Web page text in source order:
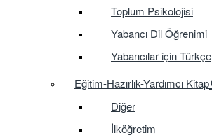
Toplum Psikolojisi
Yabancı Dil Öğrenimi
Yabancılar için Türkçe
Eğitim-Hazırlık-Yardımcı Kitap
Diğer
İlköğretim